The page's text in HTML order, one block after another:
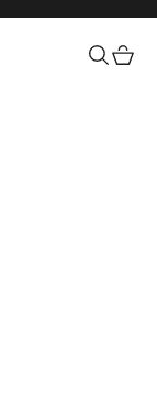
Recherche
Panier